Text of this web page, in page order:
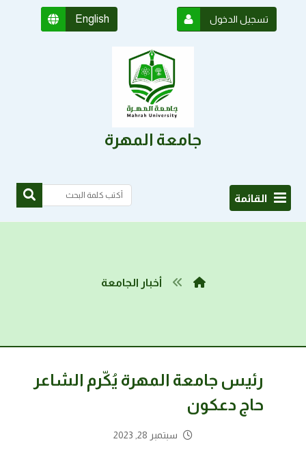
English تسجيل الدخول
جامعة المهرة
القائمة
أخبار الجامعة
رئيس جامعة المهرة يُكّرم الشاعر
حاج دعكون
سبتمبر 28, 2023